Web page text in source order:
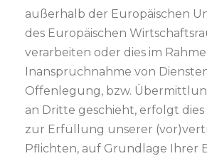
außerhalb der Europäischen
des Europäischen
verarbeiten oder dies im
Inanspruchnahme von
Offenlegung, bzw.
an Dritte geschieht, erfolgt
zur Erfüllung unserer
Pflichten, auf Grundlage Ihrer